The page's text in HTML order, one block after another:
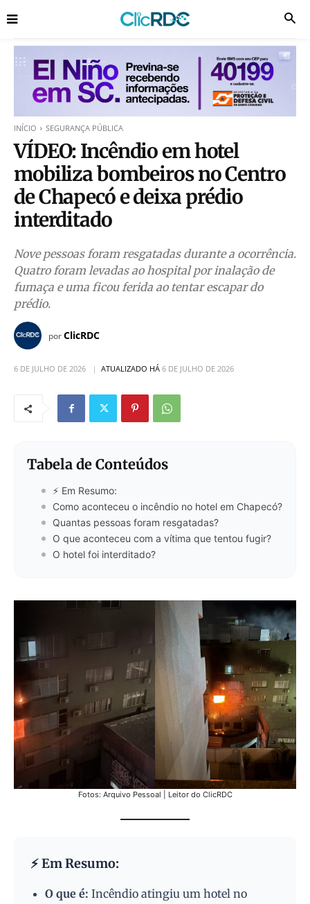
INÍCIO SEGURANÇA PÚBLICA
VÍDEO: Incêndio em hotel
mobiliza bombeiros no Centro
de Chapecó e deixa prédio
interditado
Nove pessoas foram resgatadas durante a ocorrência.
Quatro foram levadas ao hospital por inalação de
fumaça e uma ficou ferida ao tentar escapar do
prédio.
porClicRDC
6 DE JULHO DE 2026 ATUALIZADO HÁ 6 DE JULHO DE 2026
Tabela de Conteúdos
⚡ Em Resumo:
Como aconteceu o incêndio no hotel em Chapecó?
Quantas pessoas foram resgatadas?
O que aconteceu com a vítima que tentou fugir?
O hotel foi interditado?
Fotos: Arquivo Pessoal | Leitor do ClicRDC
⚡ Em Resumo:
O que é: Incêndio atingiu um hotel no